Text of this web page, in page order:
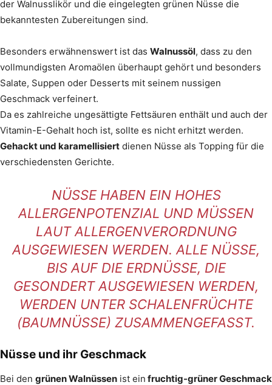
der Walnusslikör und die eingelegten grünen Nüsse die
bekanntesten Zubereitungen sind.
Besonders erwähnenswert ist das Walnussöl, dass zu den
vollmundigsten Aromaölen überhaupt gehört und besonders
Salate, Suppen oder Desserts mit seinem nussigen
Geschmack verfeinert.
Da es zahlreiche ungesättigte Fettsäuren enthält und auch der
Vitamin-E-Gehalt hoch ist, sollte es nicht erhitzt werden.
Gehackt und karamellisiert dienen Nüsse als Topping für die
verschiedensten Gerichte.
NÜSSE HABEN EIN HOHES
ALLERGENPOTENZIAL UND MÜSSEN
LAUT ALLERGENVERORDNUNG
AUSGEWIESEN WERDEN. ALLE NÜSSE,
BIS AUF DIE ERDNÜSSE, DIE
GESONDERT AUSGEWIESEN WERDEN,
WERDEN UNTER SCHALENFRÜCHTE
(BAUMNÜSSE) ZUSAMMENGEFASST.
Nüsse und ihr Geschmack
Bei den grünen Walnüssen ist ein fruchtig-grüner Geschmack